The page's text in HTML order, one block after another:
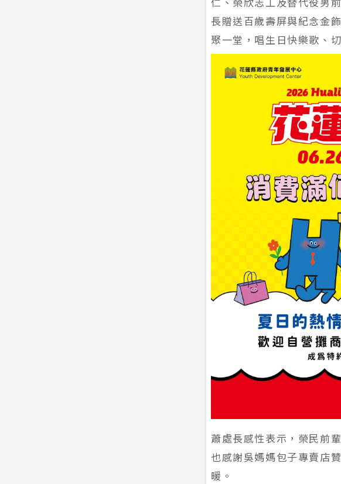
長贈送百歲壽屏與紀念金
聚一堂，唱生日快樂歌、
蕭處長感性表示，榮民前
也感謝吳媽媽包子專賣店
暖。